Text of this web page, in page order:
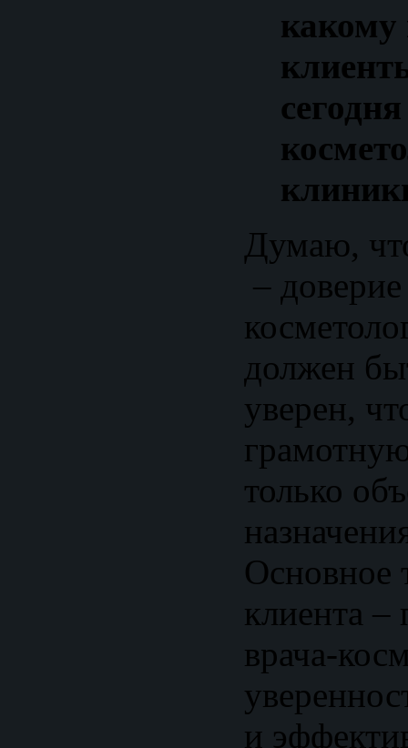
Думаю,
–
должен
уверен,
только
Основное
клиента –
врача-
и